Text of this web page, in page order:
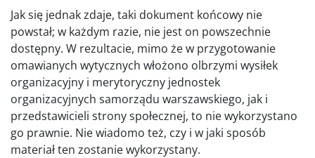
Jak się jednak zdaje, taki dokument końcowy nie
powstał; w każdym razie, nie jest on powszechnie
dostępny. W rezultacie, mimo że w przygotowanie
omawianych wytycznych włożono olbrzymi wysiłek
organizacyjny i merytoryczny jednostek
organizacyjnych samorządu warszawskiego, jak i
przedstawicieli strony społecznej, to nie wykorzystano
go prawnie. Nie wiadomo też, czy i w jaki sposób
materiał ten zostanie wykorzystany.